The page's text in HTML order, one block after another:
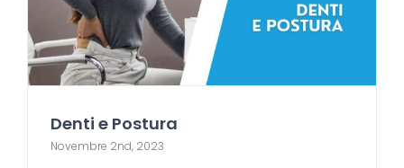
Denti e Postura
Novembre 2nd, 2023